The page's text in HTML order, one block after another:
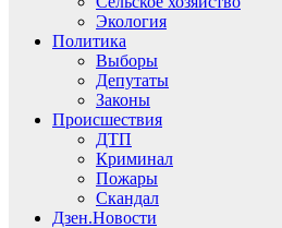
Экология
Политика
Выборы
Депутаты
Законы
Происшествия
ДТП
Криминал
Пожары
Скандал
Дзен.Новости